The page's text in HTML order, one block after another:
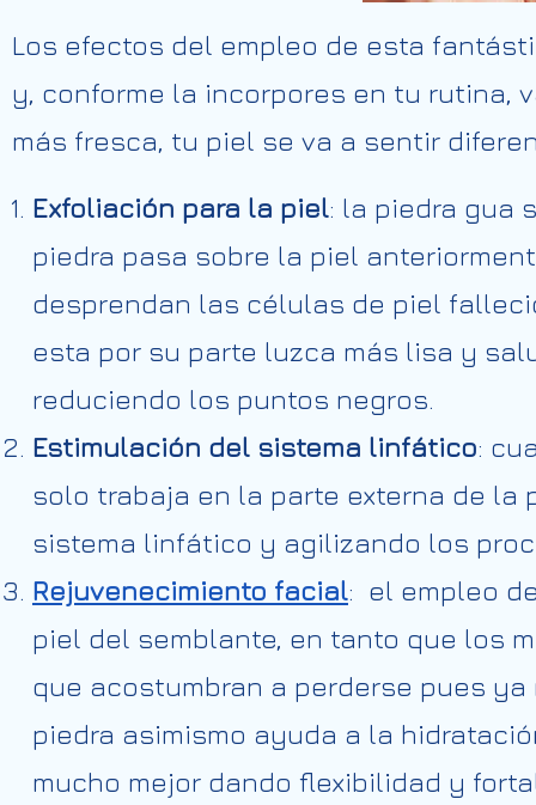
Los efectos del empleo de esta
y, conforme la incorpores en tu rutina,
más fresca, tu piel se va a sentir
Exfoliación para la piel: la piedra gua
piedra pasa sobre la piel
desprendan las células de piel
esta por su parte luzca más lisa y
reduciendo los puntos negros.
Estimulación del sistema linfático:
solo trabaja en la parte externa de la
sistema linfático y agilizando los
Rejuvenecimiento facial: el empleo
piel del semblante, en tanto que los
que acostumbran a perderse pues
piedra asimismo ayuda a la
mucho mejor dando flexibilidad y